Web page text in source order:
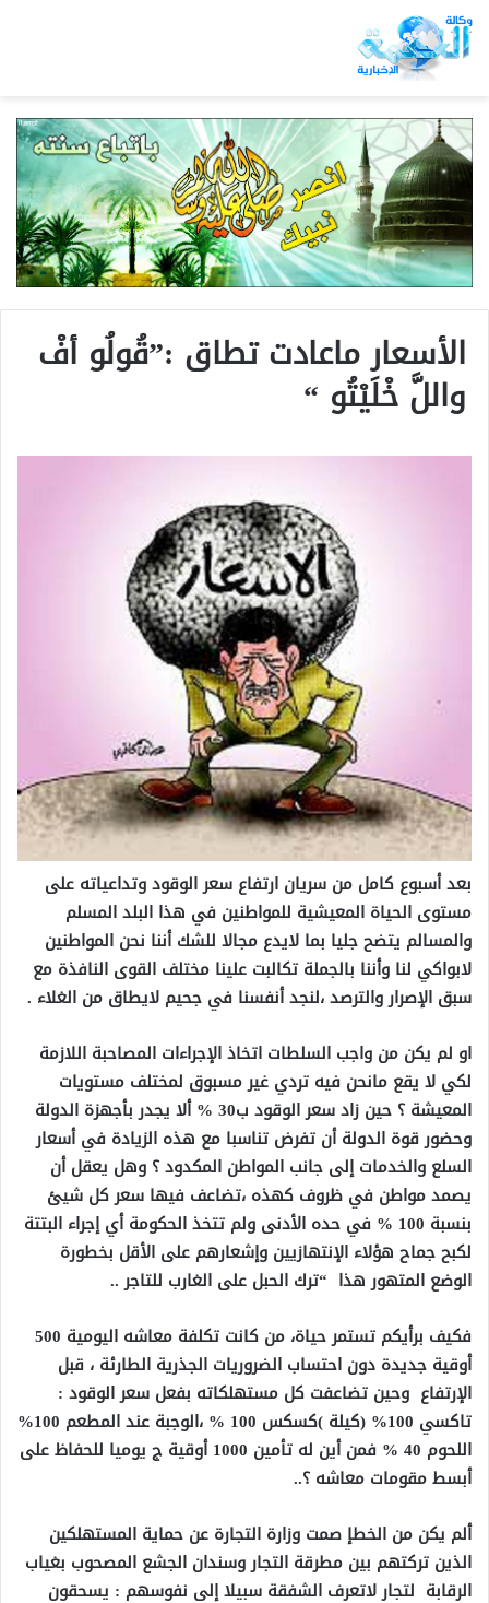
الأسعار ماعادت تطاق :”قُولُو أفْ
واللَّ خْلَيْتُو “
بعد أسبوع كامل من سريان ارتفاع سعر الوقود وتداعياته على
مستوى الحياة المعيشية للمواطنين في هذا البلد المسلم
والمسالم يتضح جليا بما لايدع مجالا للشك أننا نحن المواطنين
لابواكي لنا وأننا بالجملة تكالبت علينا مختلف القوى النافذة مع
سبق الإصرار والترصد ،لنجد أنفسنا في جحيم لايطاق من الغلاء .
او لم يكن من واجب السلطات اتخاذ الإجراءات المصاحبة اللازمة
لكي لا يقع مانحن فيه تردي غير مسبوق لمختلف مستويات
المعيشة ؟ حين زاد سعر الوقود ب30 % ألا يجدر بأجهزة الدولة
وحضور قوة الدولة أن تفرض تناسبا مع هذه الزيادة في أسعار
السلع والخدمات إلى جانب المواطن المكدود ؟ وهل يعقل أن
يصمد مواطن في ظروف كهذه ،تضاعف فيها سعر كل شيئ
بنسبة 100 % في حده الأدنى ولم تتخذ الحكومة أي إجراء البتتة
لكبح جماح هؤلاء الإنتهازيين وإشعارهم على الأقل بخطورة
الوضع المتهور هذا “ترك الحبل على الغارب للتاجر ..
فكيف برأيكم تستمر حياة، من كانت تكلفة معاشه اليومية 500
أوقية جديدة دون احتساب الضروريات الجذرية الطارئة ، قبل
الإرتفاع وحين تضاعفت كل مستهلكاته بفعل سعر الوقود :
تاكسي 100% (كيلة )كسكس 100 % ،الوجبة عند المطعم 100%
اللحوم 40 % فمن أين له تأمين 1000 أوقية ج يوميا للحفاظ على
أبسط مقومات معاشه ؟..
ألم يكن من الخطإ صمت وزارة التجارة عن حماية المستهلكين
الذين تركتهم بين مطرقة التجار وسندان الجشع المصحوب بغياب
الرقابة لتجار لاتعرف الشفقة سبيلا إلى نفوسهم : يسحقون